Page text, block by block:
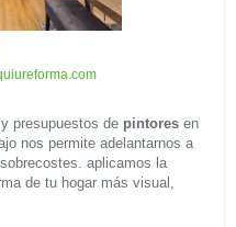
presupuestos de pintores en
nos permite adelantarnos a
aplicamos la
de tu hogar más visual,